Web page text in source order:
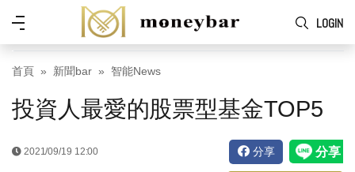
Skip to main content
LOGIN
功
能
表
首頁 新聞bar 智能News
投資人最愛的股票型基金TOP5
2021/09/19 12:00 分享